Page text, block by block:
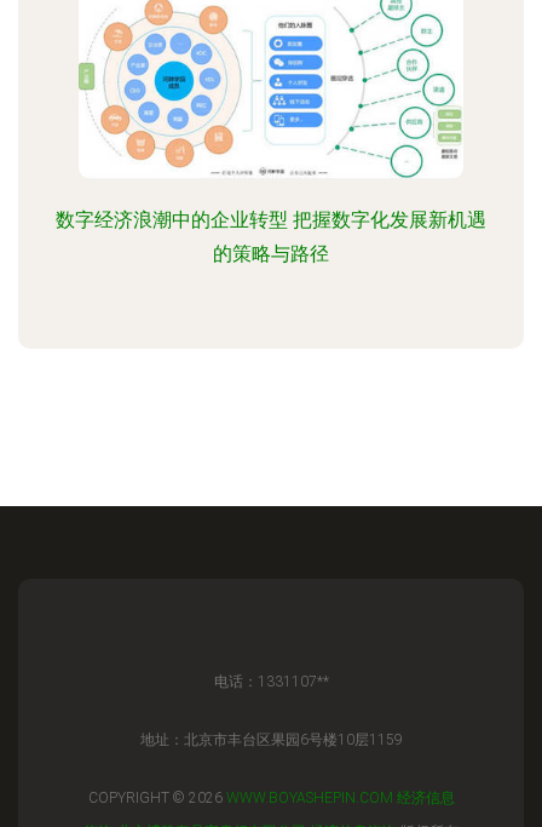
数字经济浪潮中的企业转型 把握数字化发展新机遇
的策略与路径
电话：1331107**
地址：北京市丰台区果园6号楼10层1159
COPYRIGHT © 2026 WWW.BOYASHEPIN.COM 经济信息